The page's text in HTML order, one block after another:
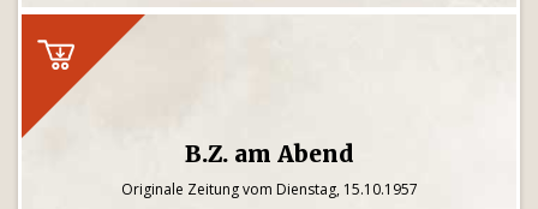
B.Z. am Abend
Originale Zeitung vom Dienstag, 15.10.1957